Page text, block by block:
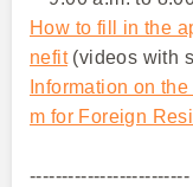
How to fill in the
nefit(videos with
Information on
m for Foreign
-------------------------